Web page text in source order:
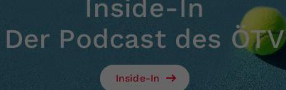
Inside-In
Der Podcast des ÖTV
Inside-In